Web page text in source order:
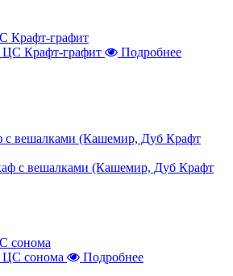
Крафт-графит
Подробнее
вешалками (Кашемир, Дуб Крафт
сонома
Подробнее